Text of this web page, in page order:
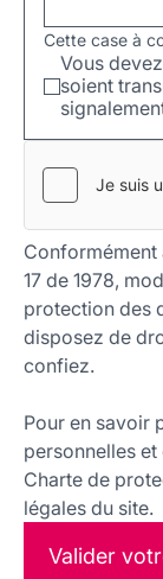
Cette case à
Vous
soient
17 de 1978,
protection des
disposez de
confiez.
Pour en savoir
personnelles
Charte de
légales du site.
Valider